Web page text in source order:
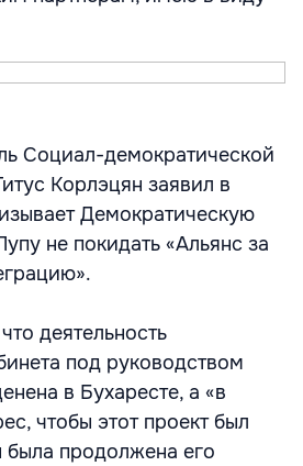
Социал-демократической
Корлэцян заявил в
Демократическую
не покидать «Альянс за
деятельность
под руководством
в Бухаресте, а «в
чтобы этот проект был
продолжена его